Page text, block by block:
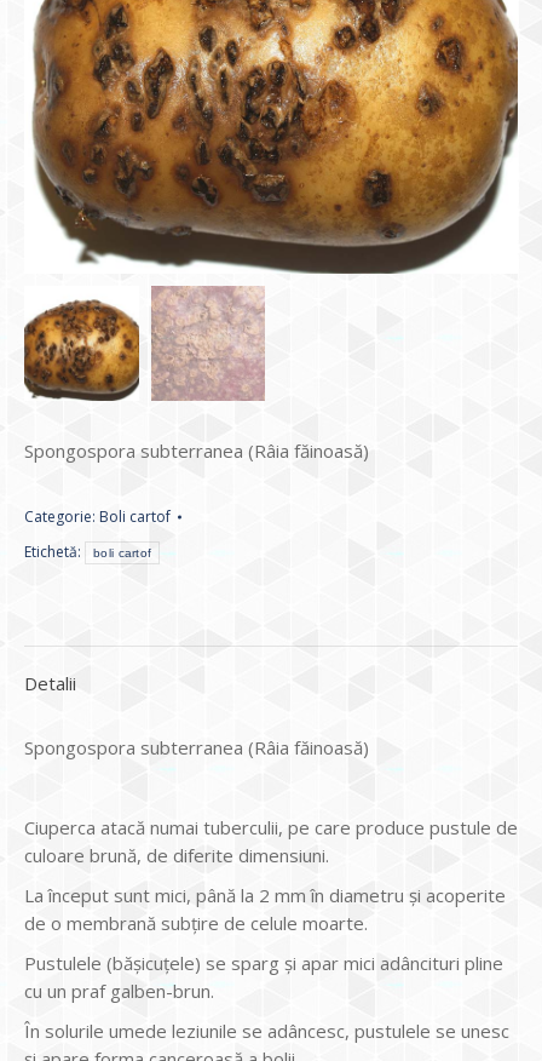
Spongospora subterranea (Râia făinoasă)
Categorie: Boli cartof
Etichetă:
boli cartof
Detalii
Spongospora subterranea (Râia făinoasă)
Ciuperca atacă numai tuberculii, pe care produce pustule de
culoare brună, de diferite dimensiuni.
La început sunt mici, până la 2 mm în diametru și acoperite
de o membrană subțire de celule moarte.
Pustulele (bășicuțele) se sparg și apar mici adâncituri pline
cu un praf galben-brun.
În solurile umede leziunile se adâncesc, pustulele se unesc